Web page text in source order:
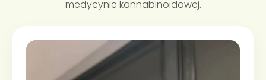
medycynie kannabinoidowej.